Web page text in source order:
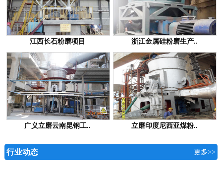
江西长石粉磨项目 浙江金属硅粉磨生产..
广义立磨云南昆钢工.. 立磨印度尼西亚煤粉..
行业动态 更多>>